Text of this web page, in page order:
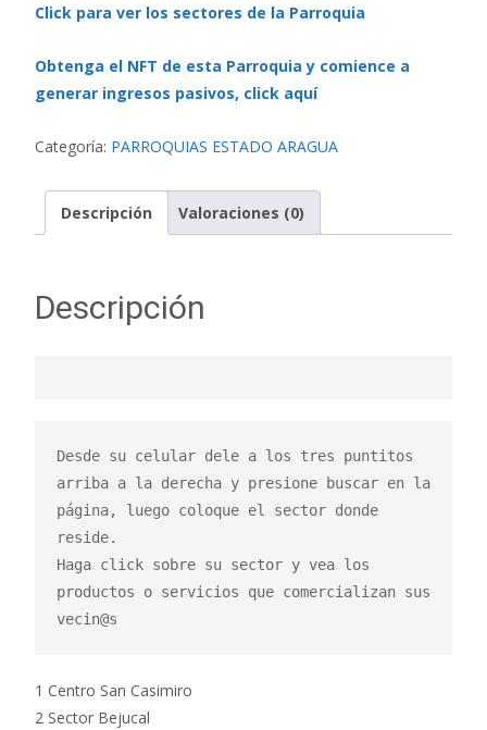
Click para ver los sectores de la Parroquia
Obtenga el NFT de esta Parroquia y comience a
generar ingresos pasivos, click aquí
Categoría: PARROQUIAS ESTADO ARAGUA
Descripción Valoraciones (0)
Descripción
Desde su celular dele a los tres puntitos
arriba a la derecha y presione buscar en la
página, luego coloque el sector donde
reside.
Haga click sobre su sector y vea los
productos o servicios que comercializan sus
vecin@s
1 Centro San Casimiro
2 Sector Bejucal